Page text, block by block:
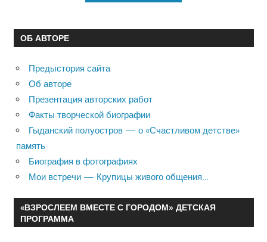
ОБ АВТОРЕ
Предыстория сайта
Об авторе
Презентация авторских работ
Факты творческой биографии
Гыданский полуостров — о «Счастливом детстве»
память
Биография в фотографиях
Мои встречи — Крупицы живого общения…
«ВЗРОСЛЕЕМ ВМЕСТЕ С ГОРОДОМ» ДЕТСКАЯ
ПРОГРАММА